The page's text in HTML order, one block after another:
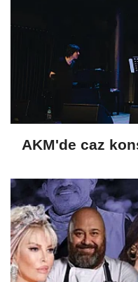
AKM'de caz